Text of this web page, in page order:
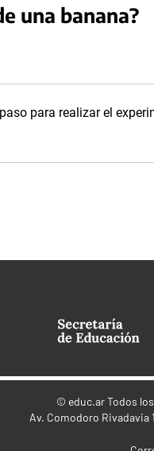
una banana?
para realizar el
© educ.arTodos
Av. Comodoro Rivadavia